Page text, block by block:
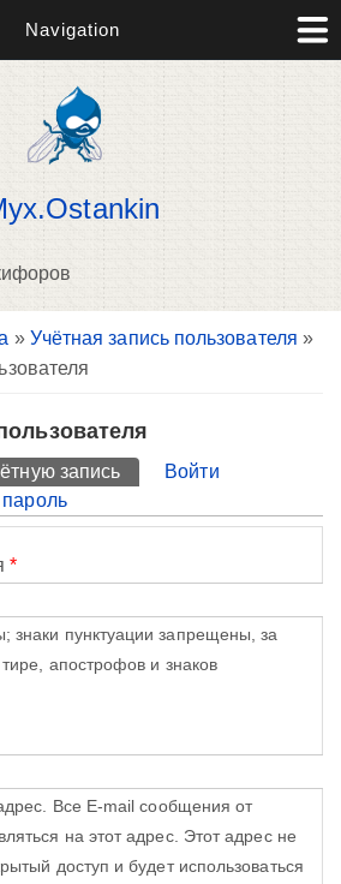
Navigation
» Учётная запись пользователя »
запись (активная вкладка)
Войти
*
знаки пунктуации запрещены, за
апострофов и знаков
Все E-mail сообщения от
на этот адрес. Этот адрес не
доступ и будет использоваться